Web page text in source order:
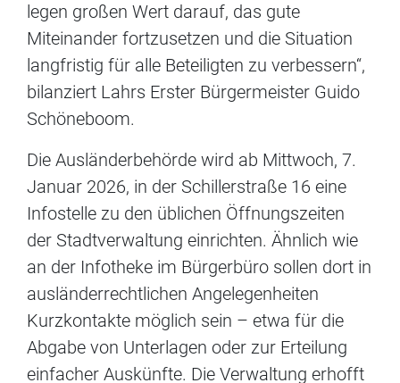
legen großen Wert darauf, das gute
Miteinander fortzusetzen und die Situation
langfristig für alle Beteiligten zu verbessern“,
bilanziert Lahrs Erster Bürgermeister Guido
Schöneboom.
Die Ausländerbehörde wird ab Mittwoch, 7.
Januar 2026, in der Schillerstraße 16 eine
Infostelle zu den üblichen Öffnungszeiten
der Stadtverwaltung einrichten. Ähnlich wie
an der Infotheke im Bürgerbüro sollen dort in
ausländerrechtlichen Angelegenheiten
Kurzkontakte möglich sein – etwa für die
Abgabe von Unterlagen oder zur Erteilung
einfacher Auskünfte. Die Verwaltung erhofft